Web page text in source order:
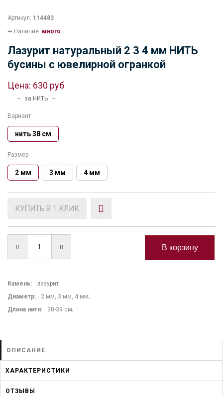
Артикул: 114483
➥ Наличие: много
Лазурит натуральный 2 3 4 мм НИТЬ
бусины с ювелирной огранкой
Цена: 630 руб
-- за НИТЬ --
Вариант
нить 38 см
Размер
2 мм 3 мм 4 мм
КУПИТЬ В 1 КЛИК
Камень:
лазурит
Диаметр:
2 мм, 3 мм, 4 мм;
Длина нити: 38-39 см;
ОПИСАНИЕ
ХАРАКТЕРИСТИКИ
ОТЗЫВЫ